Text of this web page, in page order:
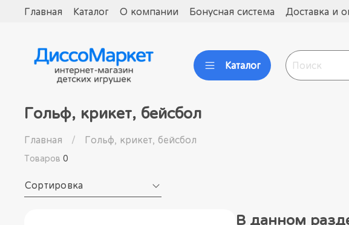
Главная Каталог О компании Бонусная система Доставка и
Каталог
Гольф, крикет, бейсбол
Главная Гольф, крикет, бейсбол
Товаров 0
Сортировка
В данном